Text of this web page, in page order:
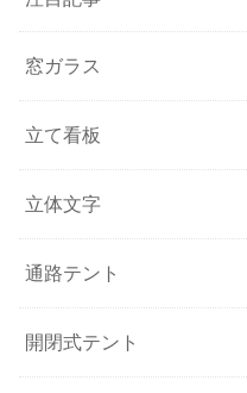
窓ガラス
立て看板
立体文字
通路テント
開閉式テント